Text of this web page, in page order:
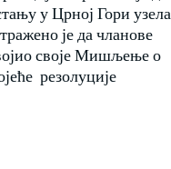
у Црној Гори узела
је да чланове
своје Мишљење о
резолуције